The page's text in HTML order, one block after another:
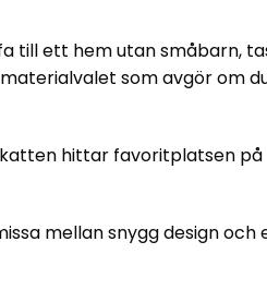
till ett hem utan småbarn,
som avgör om
hittar favoritplatsen på
mellan snygg design och